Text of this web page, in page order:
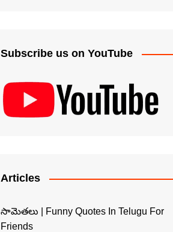
Subscribe us on YouTube
Articles
సామెతలు | Funny Quotes In Telugu For
Friends